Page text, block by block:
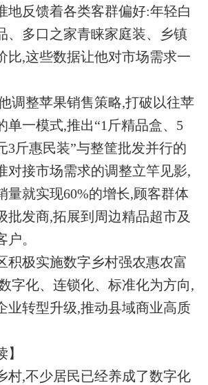
地反馈着各类客群偏好:年轻白
、多口之家青睐家庭装、乡镇
比,这些数据让他对市场需求一
整苹果销售策略,打破以往苹
单一模式,推出“1斤精品盒、5
3斤惠民装”与整筐批发并行的
对接市场需求的调整立竿见影,
量就实现60%的增长,顾客群体
批发商,拓展到周边精品超市及
。
极实施数字乡村强农惠农富
字化、连锁化、标准化为方向,
业转型升级,推动县域商业高质
,不少居民已经养成了数字化